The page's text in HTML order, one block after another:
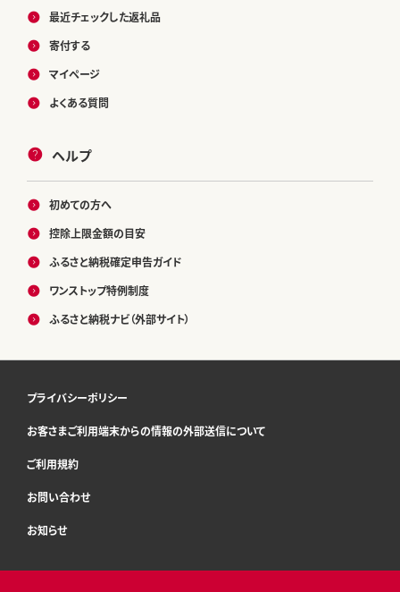
最近チェックした返礼品
寄付する
マイページ
よくある質問
ヘルプ
初めての方へ
控除上限金額の目安
ふるさと納税確定申告ガイド
ワンストップ特例制度
ふるさと納税ナビ（外部サイト）
プライバシーポリシー
お客さまご利用端末からの情報の外部送信について
ご利用規約
お問い合わせ
お知らせ